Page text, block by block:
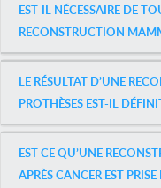
EST-IL NÉCESSAIRE DE
RECONSTRUCTION
LE RÉSULTAT D’UNE
PROTHÈSES EST-IL
EST CE QU’UNE
APRÈS CANCER EST